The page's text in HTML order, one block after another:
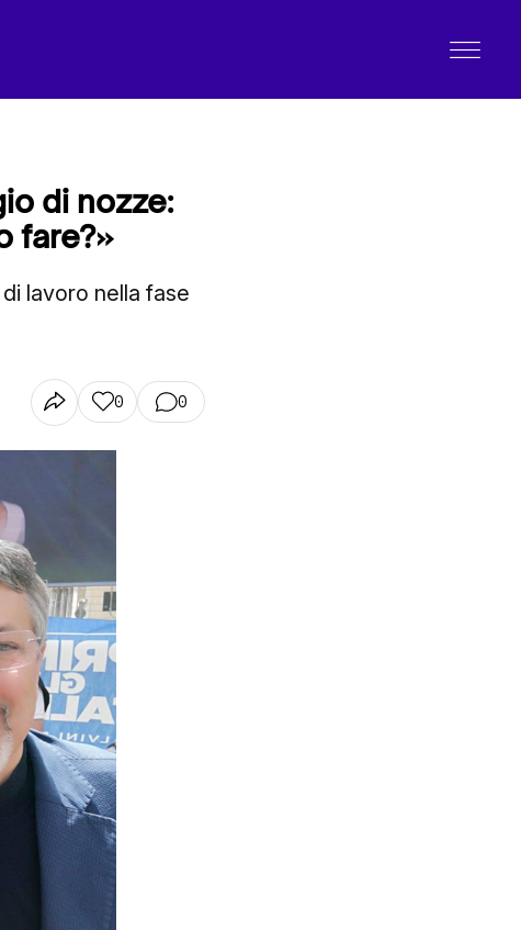
di nozze:
fare?»
lavoro nella fase
0 0